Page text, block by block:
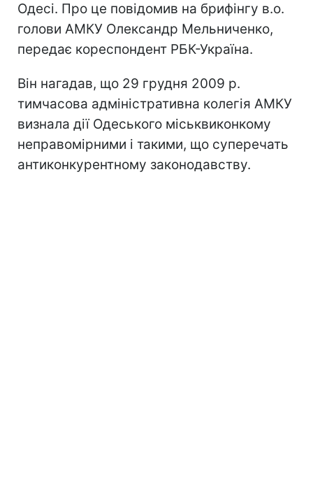
Одесі. Про це повідомив на брифінгу в.о.
голови АМКУ Олександр Мельниченко,
передає кореспондент РБК-Україна.
Він нагадав, що 29 грудня 2009 р.
тимчасова адміністративна колегія АМКУ
визнала дії Одеського міськвиконкому
неправомірними і такими, що суперечать
антиконкурентному законодавству.